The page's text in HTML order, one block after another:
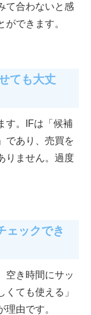
て合わないと感
ができます。
ても大丈
す。IFは「候補
であり、売買を
りません。過度
ェックでき
空き時間にサッ
ても使える」
理由です。